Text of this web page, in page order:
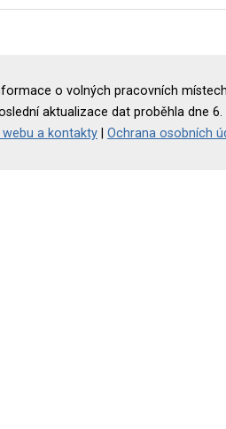
o volných pracovních
aktualizace dat proběhla dne 6.
webu a kontakty
Ochrana osobních